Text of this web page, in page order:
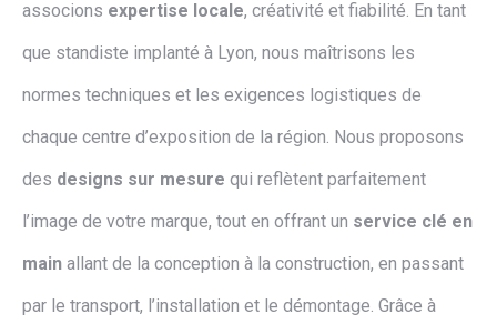
associons expertise locale, créativité et fiabilité. En tant
que standiste implanté à Lyon, nous maîtrisons les
normes techniques et les exigences logistiques de
chaque centre d’exposition de la région. Nous proposons
des designs sur mesure qui reflètent parfaitement
l’image de votre marque, tout en offrant un service clé en
main allant de la conception à la construction, en passant
par le transport, l’installation et le démontage. Grâce à